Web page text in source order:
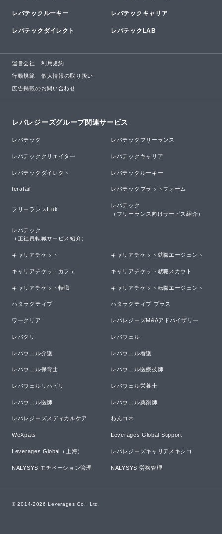
レバテックルーキー レバテックキャリア
レバテックダイレクト レバテックLAB
運営会社 利用規約
行動規範 個人情報の取り扱い
広告掲載のお問い合わせ
レバレジーズグループ関連サービス
レバテック レバテックフリーランス
レバテッククリエイター レバテックキャリア
レバテックダイレクト レバテックルーキー
teratail レバテックプラットフォーム
フリーランスHub
レバテック
（フリーランス向けサービス紹介）
レバテック
（正社員転職サービス紹介）
キャリアチケット キャリアチケット就職エージェント
キャリアチケットカフェ キャリアチケット就職スカウト
キャリアチケット転職 キャリアチケット転職エージェント
ハタラクティブ ハタラクティブ プラス
ワークリア レバレジーズM&Aアドバイザリー
レバクリ レバウェル
レバウェル介護 レバウェル看護
レバウェル保育士 レバウェル医療技師
レバウェルリハビリ レバウェル栄養士
レバウェル医師 レバウェル薬剤師
レバレジーズメディカルケア わんコネ
WeXpats Leverages Global Support
Leverages Global（上海） レバレジーズキャリアメキシコ
NALYSYS モチベーション管理 NALYSYS 労務管理
© 2014-2026 Leverages Co., Ltd.